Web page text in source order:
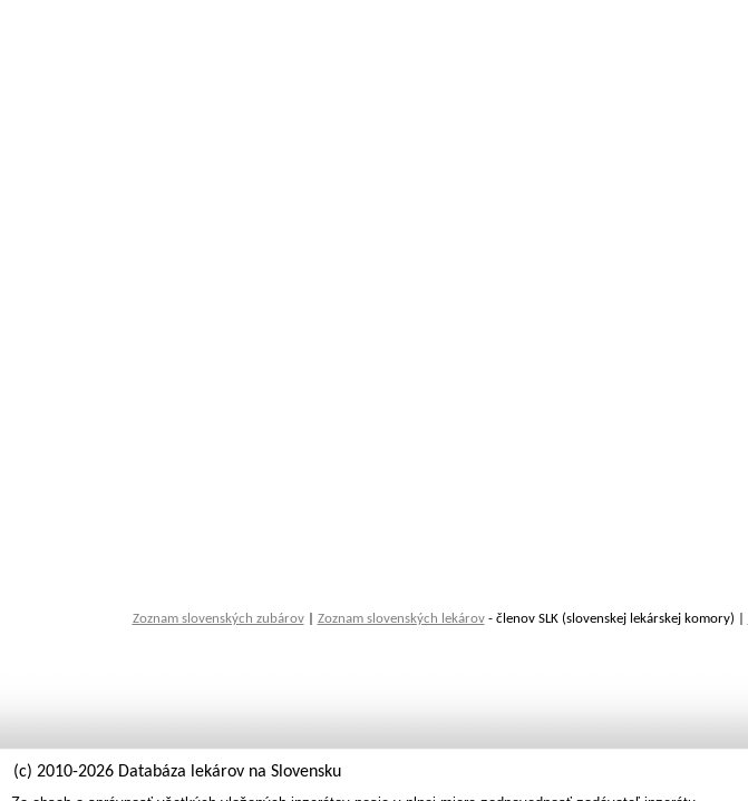
Zoznam slovenských zubárov| Zoznam slovenských lekárov- členov SLK (slovenskej lekárskej komory) |
(c) 2010-2026 Databáza lekárov na Slovensku